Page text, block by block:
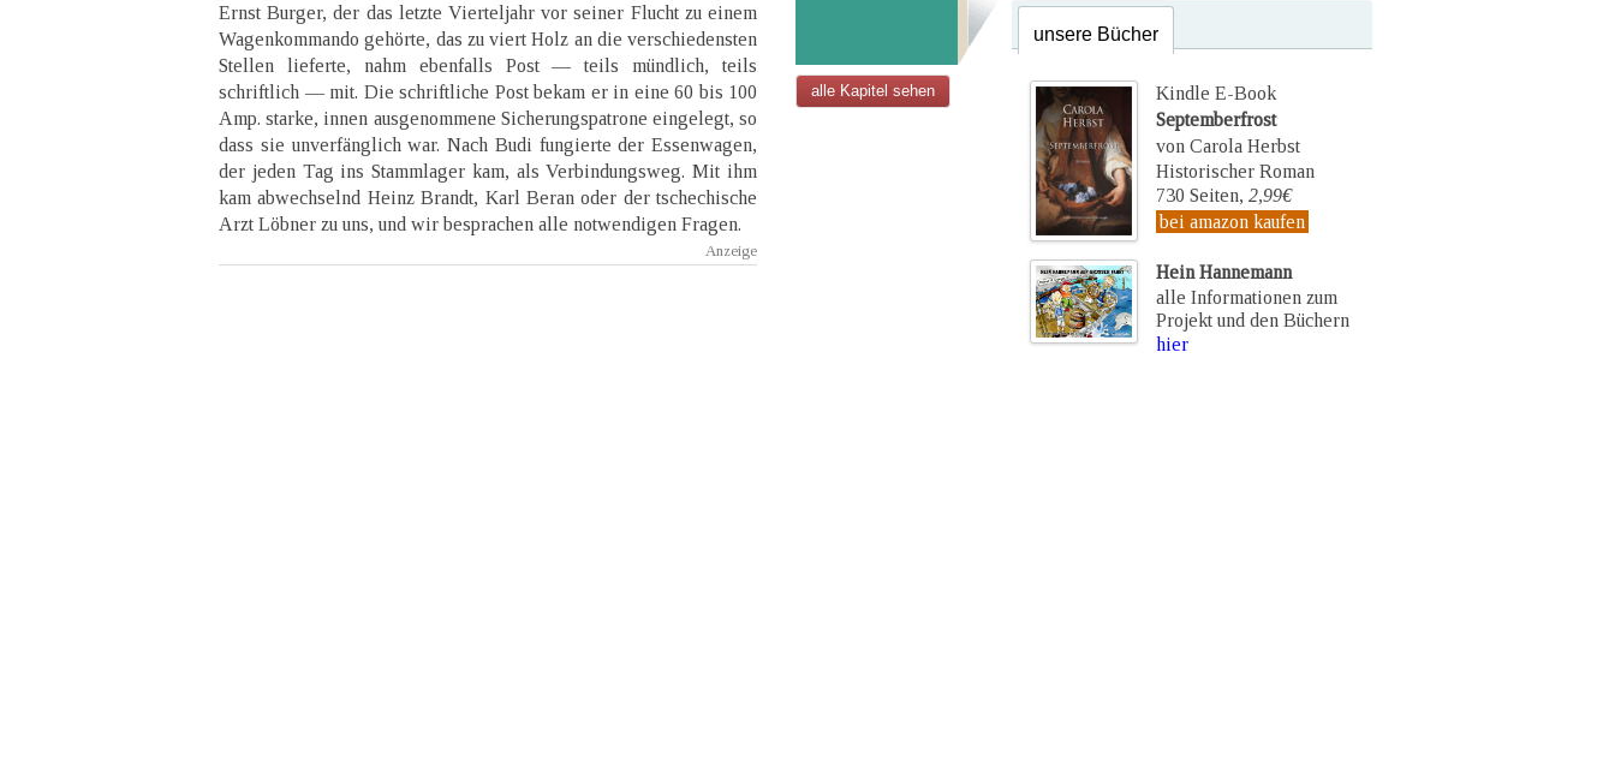
Ernst Burger, der das letzte Vierteljahr vor seiner Flucht zu einem
Wagenkommando gehörte, das zu viert Holz an die verschiedensten
Stellen lieferte, nahm ebenfalls Post — teils mündlich, teils
schriftlich — mit. Die schriftliche Post bekam er in eine 60 bis 100
Amp. starke, innen ausgenommene Sicherungspatrone eingelegt, so
dass sie unverfänglich war. Nach Budi fungierte der Essenwagen,
der jeden Tag ins Stammlager kam, als Verbindungsweg. Mit ihm
kam abwechselnd Heinz Brandt, Karl Beran oder der tschechische
Arzt Löbner zu uns, und wir besprachen alle notwendigen Fragen.
alle Kapitel sehen
unsere Bücher
Kindle E-Book
Septemberfrost
von Carola Herbst
Historischer Roman
730 Seiten, 2,99€
bei amazon kaufen
Hein Hannemann
alle Informationen zum
Projekt und den Büchern
hier